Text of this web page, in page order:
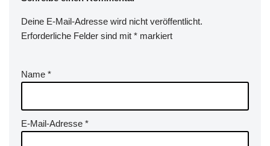
Deine E-Mail-Adresse wird nicht veröffentlicht.
Erforderliche Felder sind mit * markiert
Name *
E-Mail-Adresse *